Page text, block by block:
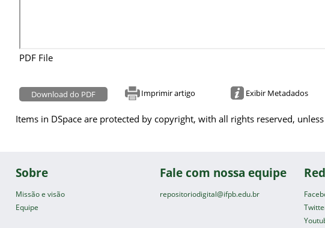
PDF File
Download do PDF Imprimir artigo Exibir Metadados
Items in DSpace are protected by copyright, with all rights reserved,
Sobre
Missão e visão
Equipe
Fale com nossa equipe
repositoriodigital@ifpb.edu.br